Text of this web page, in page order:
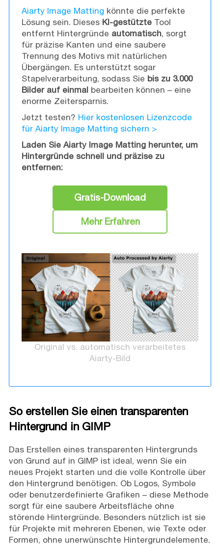
Aiarty Image Matting könnte die perfekte
Lösung sein. Dieses KI-gestützteTool
entfernt Hintergründe automatisch, sorgt
für präzise Kanten und eine saubere
Trennung des Motivs mit natürlichen
Übergängen. Es unterstützt sogar
Stapelverarbeitung, sodass Sie bis zu 3.000
Bilder auf einmal bearbeiten können – eine
enorme Zeitersparnis.
Jetzt testen? Hier kostenlosen Lizenzcode
für Aiarty Image Matting sichern >
Laden Sie Aiarty Image Matting herunter, um
Hintergründe schnell und präzise zu
entfernen:
Gratis-Download
Mehr Erfahren
Original vs. automatisch verarbeitetes
Aiarty-Bild
So erstellen Sie einen transparenten
Hintergrund in GIMP
Das Erstellen eines transparenten Hintergrunds
von Grund auf in GIMP ist ideal, wenn Sie ein
neues Projekt starten und die volle Kontrolle über
den Hintergrund benötigen. Ob Logos, Symbole
oder benutzerdefinierte Grafiken – diese Methode
sorgt für eine saubere Arbeitsfläche ohne
störende Hintergründe. Besonders nützlich ist sie
für Projekte mit mehreren Ebenen, wie Texte oder
Formen, ohne unerwünschte Hintergrundelemente.